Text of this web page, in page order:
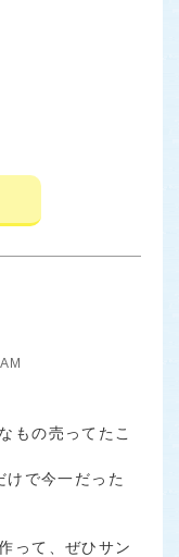
もの売ってたこ
で今一だった
って、ぜひサン